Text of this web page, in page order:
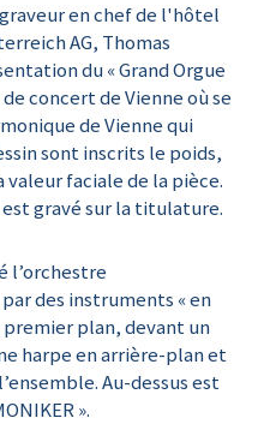
en chef de l'hôtel
AG, Thomas
du « Grand Orgue
concert de Vienne où se
de Vienne qui
sont inscrits le poids,
faciale de la pièce.
est gravé sur la titulature.
l’orchestre
des instruments « en
premier plan, devant un
harpe en arrière-plan et
Au-dessus est
».